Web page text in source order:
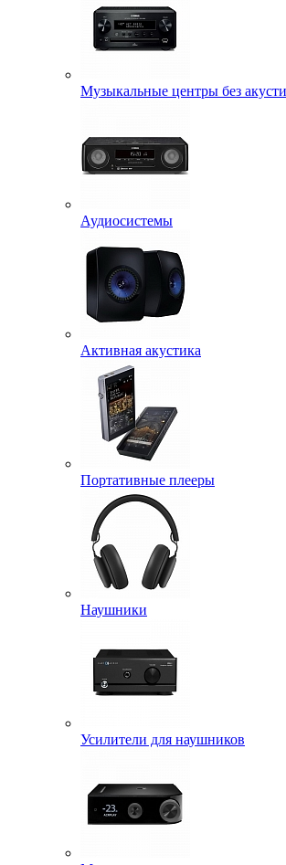
Музыкальные центры без
Аудиосистемы
Активная акустика
Портативные плееры
Наушники
Усилители для наушников